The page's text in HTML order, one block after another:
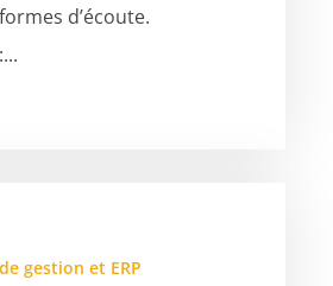
d’écoute.
gestion et ERP